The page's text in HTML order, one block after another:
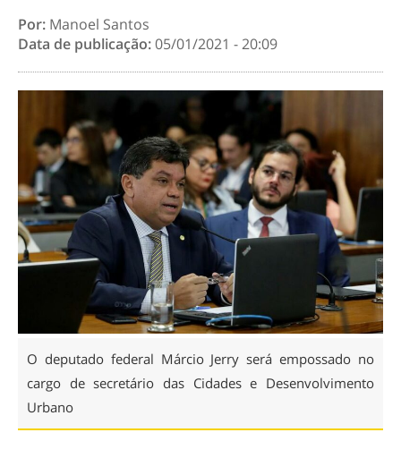
Por: Manoel Santos
Data de publicação:05/01/2021 - 20:09
O deputado federal Márcio Jerry será empossado no
cargo de secretário das Cidades e Desenvolvimento
Urbano